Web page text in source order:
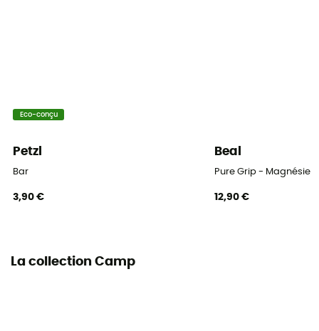
Eco-conçu
Petzl
Bar
3,90 €
Beal
Pure Grip - Magnésie
12,90 €
La collection Camp